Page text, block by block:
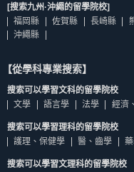
[搜索九州·沖繩的留學院校]
福岡縣
佐賀縣 長崎縣
沖繩縣
【從學科專業搜索】
搜索可以學習文科的留學院校
文學
語言學 法學 經濟
搜索可以學習理科的留學院校
護理、保健學
醫、齒學
搜索可以學習文理科的留學院校